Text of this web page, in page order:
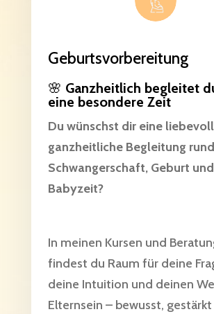
Geburtsvorbereitung
🌸 Ganzheitlich begleitet
eine besondere Zeit
Du wünschst dir eine
ganzheitliche Begleitung
Schwangerschaft, Geburt und
Babyzeit?
In meinen Kursen und
findest du Raum für deine
deine Intuition und deinen
Elternsein – bewusst,